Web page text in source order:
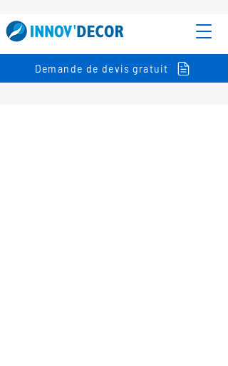
Demande de devis gratuit